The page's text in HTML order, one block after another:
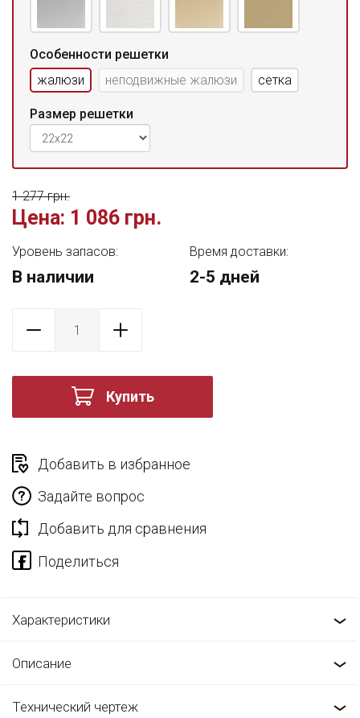
Особенности решетки
жалюзи
неподвижные жалюзи сетка
Размер решетки
Цена: 1 086 грн.
1 277 грн.
Уровень запасов:
В наличии
Время доставки:
2-5 дней
Купить
Добавить в избранное
Задайте вопрос
Добавить для сравнения
Характеристики
Описание
Технический чертеж